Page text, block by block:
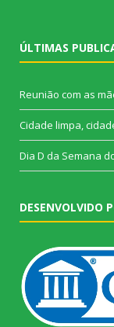
ÚLTIMAS
Reunião com as
Cidade limpa,
Dia D da Semana
DESENVOLVIDO